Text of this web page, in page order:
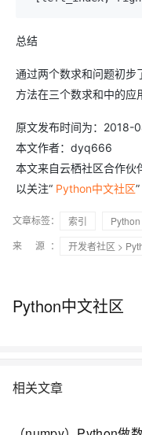
总结
通过两个数求和问题初步
方法在三个数求和中的应
原文发布时间为：2018-
本文作者：dyq666
本文来自云栖社区合作伙
以关注“ Python中文社区”
文章标签： 索引 Python
来 源：
开发者社区 >
Python中文社区
相关文章